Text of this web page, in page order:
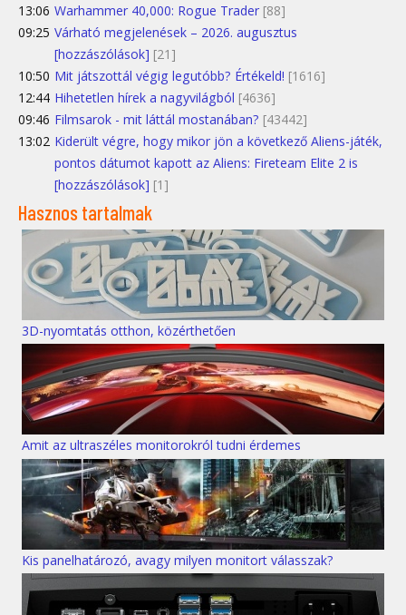
13:06 Warhammer 40,000: Rogue Trader [88]
09:25 Várható megjelenések – 2026. augusztus
[hozzászólások] [21]
10:50 Mit játszottál végig legutóbb? Értékeld! [1616]
12:44 Hihetetlen hírek a nagyvilágból [4636]
09:46 Filmsarok - mit láttál mostanában? [43442]
13:02 Kiderült végre, hogy mikor jön a következő Aliens-játék,
pontos dátumot kapott az Aliens: Fireteam Elite 2 is
[hozzászólások] [1]
Hasznos tartalmak
3D-nyomtatás otthon, közérthetően
Amit az ultraszéles monitorokról tudni érdemes
Kis panelhatározó, avagy milyen monitort válasszak?